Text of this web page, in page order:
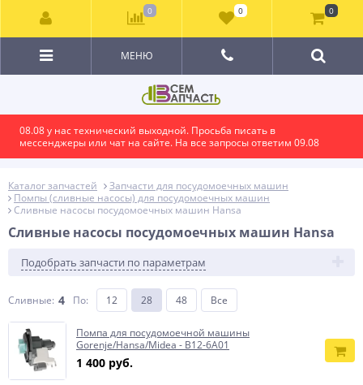
08.08 у нас технический выходной. Просьба писать в
мессенджеры или чат на сайте. На все запросы ответим 09.08
МЕНЮ
Каталог запчастей
Запчасти для посудомоечных машин
Помпы (сливные насосы) для посудомоечных машин
Сливные насосы посудомоечных машин Hansa
Сливные насосы посудомоечных машин Hansa
Подобрать запчасти по параметрам
Сливные: 4 По: 12 28 48 Все
Помпа для посудомоечной машины
Gorenje/Hansa/Midea - B12-6A01
1 400 руб.
0 0 0